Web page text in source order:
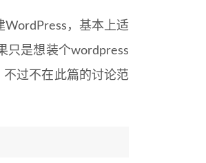
WordPress，基本上适
只是想装个wordpress
过不在此篇的讨论范